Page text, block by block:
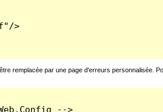
>
remplacée par une page d'erreurs personnalisée.
-->